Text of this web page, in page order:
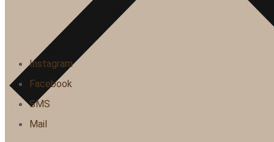
Instagram
Facebook
SMS
Mail